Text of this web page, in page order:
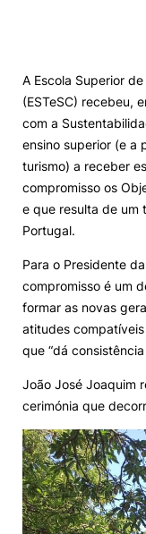
Cooperação
Sugestões, Elogios,
©2026 Instituto
A Escola Superior
(ESTeSC) recebeu,
com a
ensino superior (e a
turismo) a receber
compromisso os
e que resulta de um
Portugal.
Para o Presidente
compromisso é um
formar as novas
atitudes
que “dá
João José Joaquim
cerimónia que